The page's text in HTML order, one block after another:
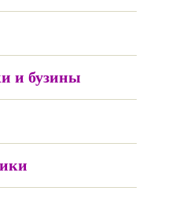
и бузины